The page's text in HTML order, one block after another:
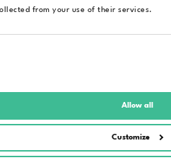
from your use of their services.
Allow all
Customize
dient nur der allgemeinen
kann jederzeit ohne